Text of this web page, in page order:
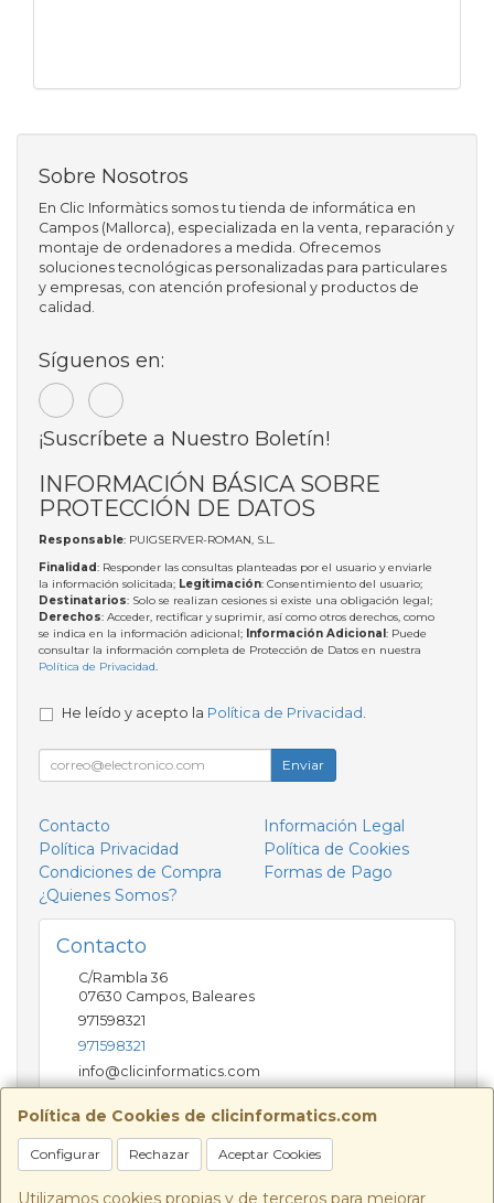
Política de Cookies de clicinformatics.com
Configurar Rechazar Aceptar Cookies
Utilizamos cookies propias y de terceros para mejorar
Sobre Nosotros
En Clic Informàtics somos tu tienda de informática en
Campos (Mallorca), especializada en la venta, reparación y
montaje de ordenadores a medida. Ofrecemos
soluciones tecnológicas personalizadas para particulares
y empresas, con atención profesional y productos de
calidad.
Síguenos en:
¡Suscríbete a Nuestro Boletín!
INFORMACIÓN BÁSICA SOBRE
PROTECCIÓN DE DATOS
Responsable: PUIGSERVER-ROMAN, S.L.
Finalidad: Responder las consultas planteadas por el usuario y enviarle
la información solicitada; Legitimación: Consentimiento del usuario;
Destinatarios: Solo se realizan cesiones si existe una obligación legal;
Derechos: Acceder, rectificar y suprimir, así como otros derechos, como
se indica en la información adicional; Información Adicional: Puede
consultar la información completa de Protección de Datos en nuestra
Política de Privacidad.
He leído y acepto la Política de Privacidad
Enviar
Contacto
Información Legal
Política Privacidad
Política de Cookies
Condiciones de Compra
Formas de Pago
¿Quienes Somos?
Contacto
C/Rambla 36
07630 Campos Baleares
971598321
971598321
info@clicinformatics.com
Horario
De lunes a viernes 9:00-13:30/16:00-19:30 Sábados
10:00-13:00